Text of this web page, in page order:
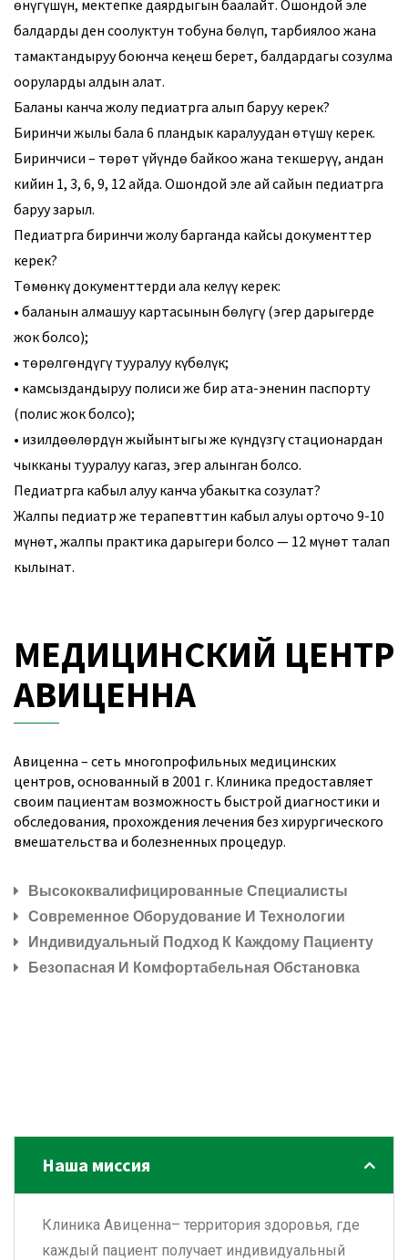
өнүгүшүн, мектепке даярдыгын баалайт. Ошондой эле
балдарды ден соолуктун тобуна бөлүп, тарбиялоо жана
тамактандыруу боюнча кеңеш берет, балдардагы созулма
ооруларды алдын алат.
Баланы канча жолу педиатрга алып баруу керек?
Биринчи жылы бала 6 пландык каралуудан өтүшү керек.
Биринчиси – төрөт үйүндө байкоо жана текшерүү, андан
кийин 1, 3, 6, 9, 12 айда. Ошондой эле ай сайын педиатрга
баруу зарыл.
Педиатрга биринчи жолу барганда кайсы документтер
керек?
Төмөнкү документтерди ала келүү керек:
• баланын алмашуу картасынын бөлүгү (эгер дарыгерде
жок болсо);
• төрөлгөндүгү тууралуу күбөлүк;
• камсыздандыруу полиси же бир ата-эненин паспорту
(полис жок болсо);
• изилдөөлөрдүн жыйынтыгы же күндүзгү стационардан
чыкканы тууралуу кагаз, эгер алынган болсо.
Педиатрга кабыл алуу канча убакытка созулат?
Жалпы педиатр же терапевттин кабыл алуы орточо 9-10
мүнөт, жалпы практика дарыгери болсо — 12 мүнөт талап
кылынат.
МЕДИЦИНСКИЙ ЦЕНТР
АВИЦЕННА
Авиценна – сеть многопрофильных медицинских
центров, основанный в 2001 г. Клиника предоставляет
своим пациентам возможность быстрой диагностики и
обследования, прохождения лечения без хирургического
вмешательства и болезненных процедур.
Высококвалифицированные Специалисты
Современное Оборудование И Технологии
Индивидуальный Подход К Каждому Пациенту
Безопасная И Комфортабельная Обстановка
Наша миссия
Клиника Авиценна– территория здоровья, где
каждый пациент получает индивидуальный